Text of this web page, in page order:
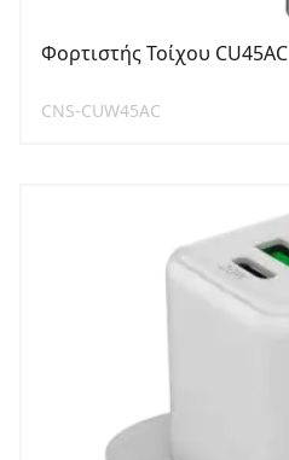
Φορτιστής Τοίχου CU45AC
CNS-CUW45AC